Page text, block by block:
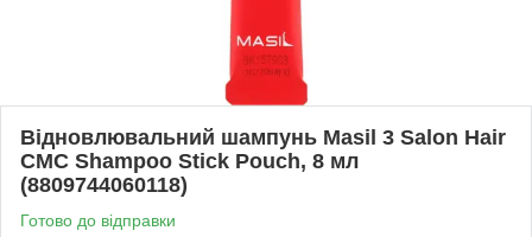
Відновлювальний шампунь Masil 3 Salon Hair
CMC Shampoo Stick Pouch, 8 мл
(8809744060118)
Готово до відправки